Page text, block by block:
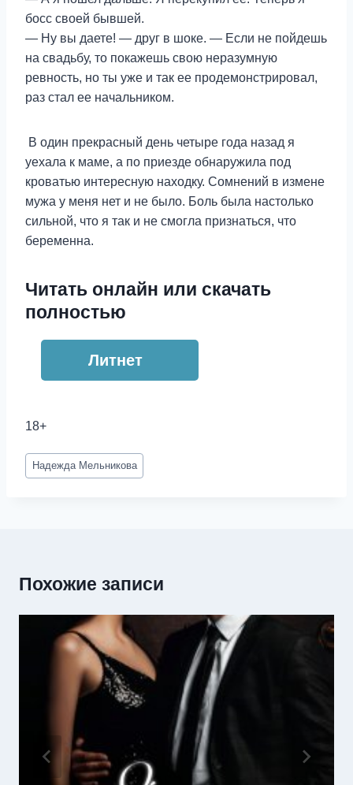
босс своей бывшей.
— Ну вы даете! — друг в шоке. — Если не пойдешь
на свадьбу, то покажешь свою неразумную
ревность, но ты уже и так ее продемонстрировал,
раз стал ее начальником.
В один прекрасный день четыре года назад я
уехала к маме, а по приезде обнаружила под
кроватью интересную находку. Сомнений в измене
мужа у меня нет и не было. Боль была настолько
сильной, что я так и не смогла признаться, что
беременна.
Читать онлайн или скачать
полностью
Литнет
18+
Метки
записи:
Надежда Мельникова
Похожие записи